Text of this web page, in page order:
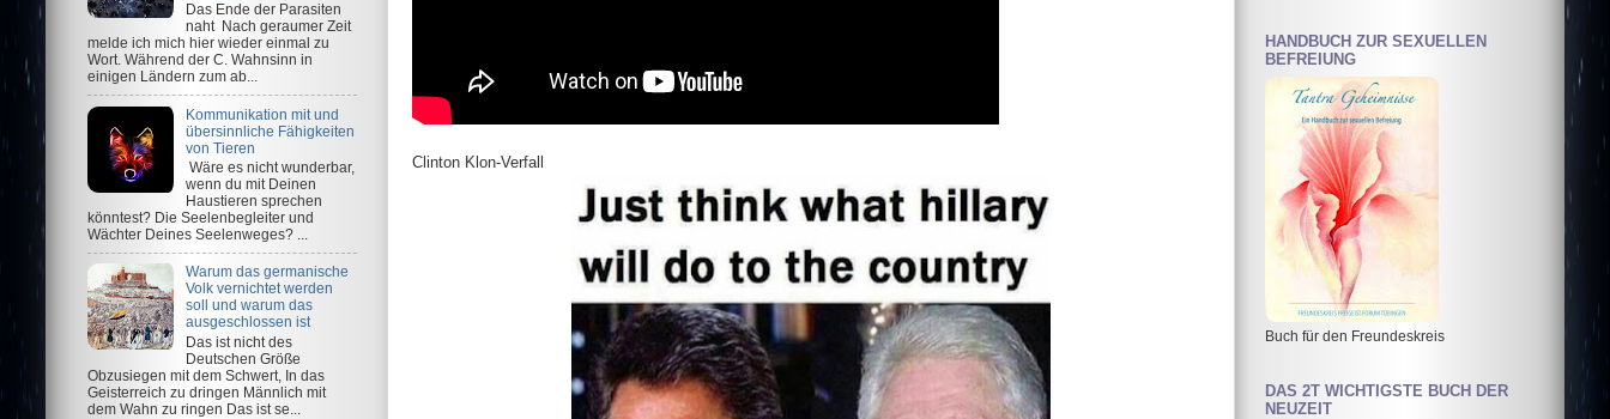
Clinton Klon-Verfall
Das Ende der Parasiten
naht Nach geraumer Zeit
melde ich mich hier wieder einmal zu
Wort. Während der C. Wahnsinn in
einigen Ländern zum ab...
Kommunikation mit und
übersinnliche Fähigkeiten
von Tieren
Wäre es nicht wunderbar,
wenn du mit Deinen
Haustieren sprechen
könntest? Die Seelenbegleiter und
Wächter Deines Seelenweges? ...
Warum das germanische
Volk vernichtet werden
soll und warum das
ausgeschlossen ist
Das ist nicht des
Deutschen Größe
Obzusiegen mit dem Schwert, In das
Geisterreich zu dringen Männlich mit
dem Wahn zu ringen Das ist se...
HANDBUCH ZUR SEXUELLEN
BEFREIUNG
Buch für den Freundeskreis
DAS 2T WICHTIGSTE BUCH DER
NEUZEIT